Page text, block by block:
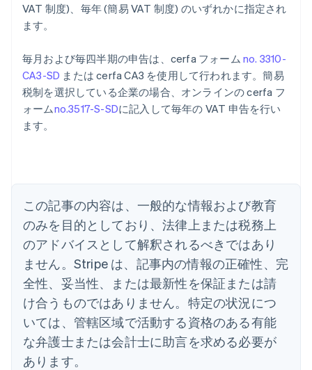
VAT 制度)、毎年 (簡易 VAT 制度) のいずれかに指定され
ます。
毎月および毎四半期の申告は、cerfa フォーム no. 3310-
CA3-SD または cerfa CA3 を使用して行われます。簡易
税制を選択している企業の場合、オンラインの cerfa フ
ォームno.3517-S-SDに記入して毎年の VAT 申告を行い
ます。
この記事の内容は、一般的な情報および教育
のみを目的としており、法律上または税務上
のアドバイスとして解釈されるべきではあり
ません。Stripe は、記事内の情報の正確性、完
全性、妥当性、または最新性を保証または請
け合うものではありません。特定の状況につ
いては、管轄区域で活動する資格のある有能
な弁護士または会計士に助言を求める必要が
あります。
アイルランド
English
アメリカ
イギリス
イタリア
Italiano English
インド
English
エストニア
English
オーストラリア
English
オーストリア
Deutsch English
オランダ
Nederlands